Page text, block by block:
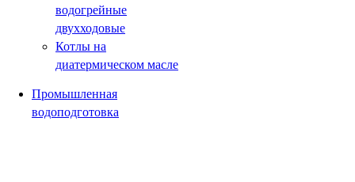
водогрейные
двухходовые
Котлы на
диатермическом масле
Промышленная
водоподготовка